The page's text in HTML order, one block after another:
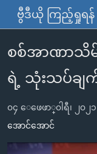
သည့်
Link
များ
ပင်မ
သို့
ကျော်
ကြည့်
မြန်မာ
ကမ္ဘာ့သတင်းများ
နိုင်ငံတကာ
အမေရိကန်
အစ္စရေး-ပါလက်စတိုင်း
ဗွီဒီယို
သတင်းလွတ်လပ်ခွင့်
ရပ်ဝန်းတခု လမ်းတ
အင်္ဂလိပ်စာလေ့လာမ
ဗွီဒီယို ကြည့်ရှုရန်
စစ်အာဏာသိမ်
ရဲ့ သုံးသပ်ချ
၀၄ ေဖေဖာ္၀ါရီ၊ ၂၀၂၁
အောင်အောင်